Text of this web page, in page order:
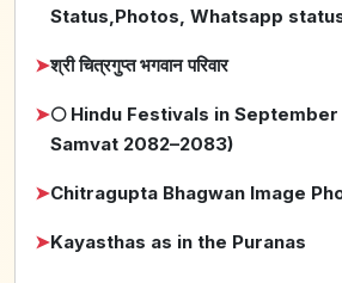
Status,Photos, Whatsapp
➤श्री चित्रगुप्त भगवान परिवार
➤🌕 Hindu Festivals in
Samvat 2082–2083)
➤Chitragupta Bhagwan Image
➤Kayasthas as in the Puranas